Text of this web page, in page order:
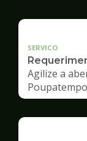
SERVICO
Agilize a
Poupatempo